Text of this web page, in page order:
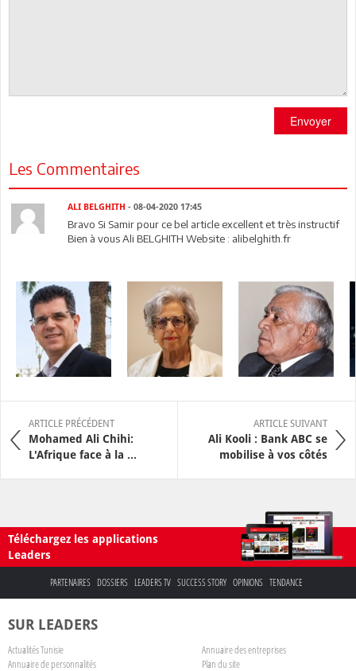
Envoyer
Les Commentaires
ALI BELGHITH - 08-04-2020 17:45
Bravo Si Samir pour ce bel article excellent et très instructif
Bien à vous Ali BELGHITH Website : alibelghith.fr
ARTICLE PRÉCÉDENT
Mohamed Ali Chihi:
L'Afrique face à la ...
ARTICLE SUIVANT
Ali Kooli : Bank ABC se
mobilise à vos côtés
Téléchargez les applications
Leaders
PARTENAIRES DOSSIERS LEADERS TV SUCCESS STORY OPINIONS TENDANCE
SUR LEADERS
Actualités Tunisie
Annuaire des entreprises
Annuaire de personnalités
Plan du site